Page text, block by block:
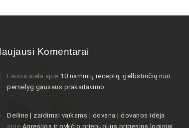
Komentarai
Laisva siela apie 10 naminių receptų, gelbstinčių nuo
pernelyg gausaus prakaitavimo
Deiline | zaidimai vaikams | dovana | dovanos idėja
apie Agresijos ir pykčio priepuolius prigesins loginiai